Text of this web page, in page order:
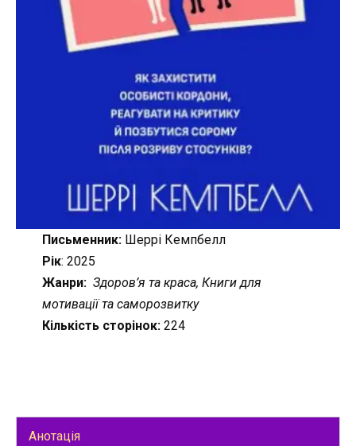
Письменник:Шеррі Кемпбелл
Рік: 2025
Жанри: Здоров’я та краса, Книги для
мотивації та саморозвитку
Кількість сторінок:224
Анотація